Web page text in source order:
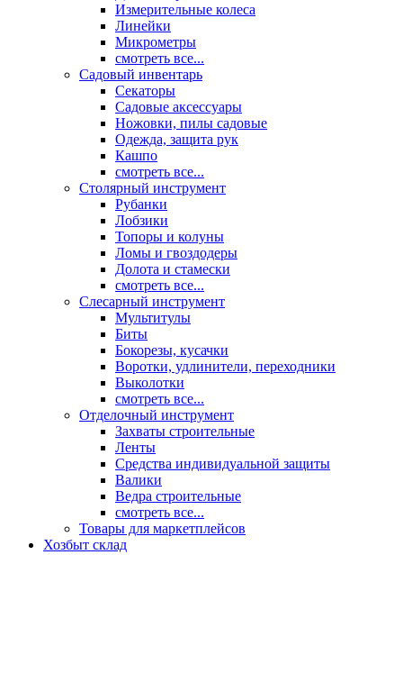
Измерительные колеса
Линейки
Микрометры
смотреть все...
Садовый инвентарь
Секаторы
Садовые аксессуары
Ножовки, пилы садовые
Одежда, защита рук
Кашпо
смотреть все...
Столярный инструмент
Рубанки
Лобзики
Топоры и колуны
Ломы и гвоздодеры
Долота и стамески
смотреть все...
Слесарный инструмент
Мультитулы
Биты
Бокорезы, кусачки
Воротки, удлинители, переходники
Выколотки
смотреть все...
Отделочный инструмент
Захваты строительные
Ленты
Средства индивидуальной защиты
Валики
Ведра строительные
смотреть все...
Товары для маркетплейсов
Хозбыт склад